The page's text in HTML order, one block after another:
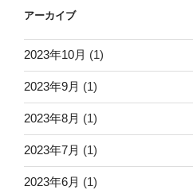
アーカイブ
2023年10月 (1)
2023年9月 (1)
2023年8月 (1)
2023年7月 (1)
2023年6月 (1)